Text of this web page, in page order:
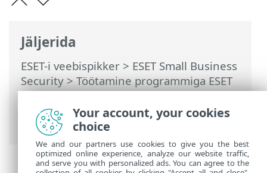
Jäljerida
ESET-i veebispikker > ESET Small Business
Security>Töötamine programmiga ESET
Small Business Security>Täpsem
häälestus >Teavitused> Töölauateatised
> Töölauateatiste loend
Your account, your cookies
choice
We and our partners use cookies to give you the best
optimized online experience, analyze our website traffic,
and serve you with personalized ads. You can agree to the